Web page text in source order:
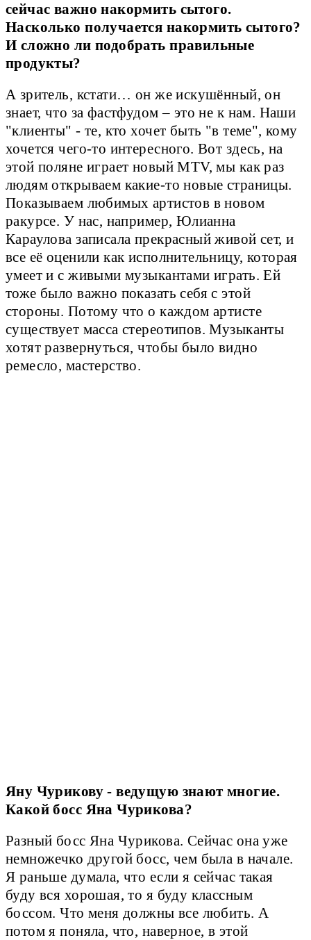
сейчас важно накормить сытого.
Насколько получается накормить сытого?
И сложно ли подобрать правильные
продукты?
А зритель, кстати… он же искушённый, он
знает, что за фастфудом – это не к нам. Наши
"клиенты" - те, кто хочет быть "в теме", кому
хочется чего-то интересного. Вот здесь, на
этой поляне играет новый MTV, мы как раз
людям открываем какие-то новые страницы.
Показываем любимых артистов в новом
ракурсе. У нас, например, Юлианна
Караулова записала прекрасный живой сет, и
все её оценили как исполнительницу, которая
умеет и с живыми музыкантами играть. Ей
тоже было важно показать себя с этой
стороны. Потому что о каждом артисте
существует масса стереотипов. Музыканты
хотят развернуться, чтобы было видно
ремесло, мастерство.
Яну Чурикову - ведущую знают многие.
Какой босс Яна Чурикова?
Разный босс Яна Чурикова. Сейчас она уже
немножечко другой босс, чем была в начале.
Я раньше думала, что если я сейчас такая
буду вся хорошая, то я буду классным
боссом. Что меня должны все любить. А
потом я поняла, что, наверное, в этой